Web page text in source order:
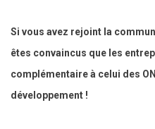
Si vous avez rejoint la
êtes convaincus que les
complémentaire à celui des
développement !